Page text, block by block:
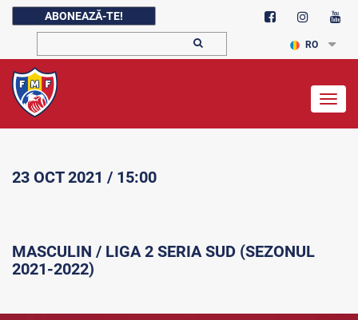
ABONEAZĂ-TE!
RO
23 OCT 2021 / 15:00
MASCULIN / LIGA 2 SERIA SUD (SEZONUL
2021-2022)